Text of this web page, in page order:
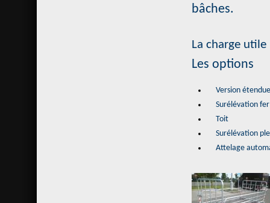
bâches.
La charge
Les options
Version
Surélévation
Toit
Surélévation
Attelage